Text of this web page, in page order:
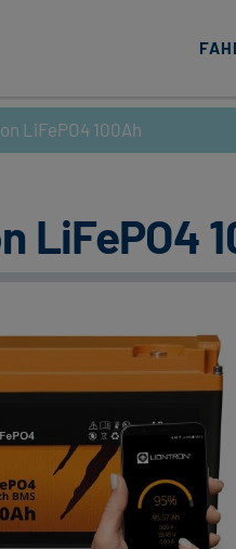
LiFePO4 100Ah
LiFePO4